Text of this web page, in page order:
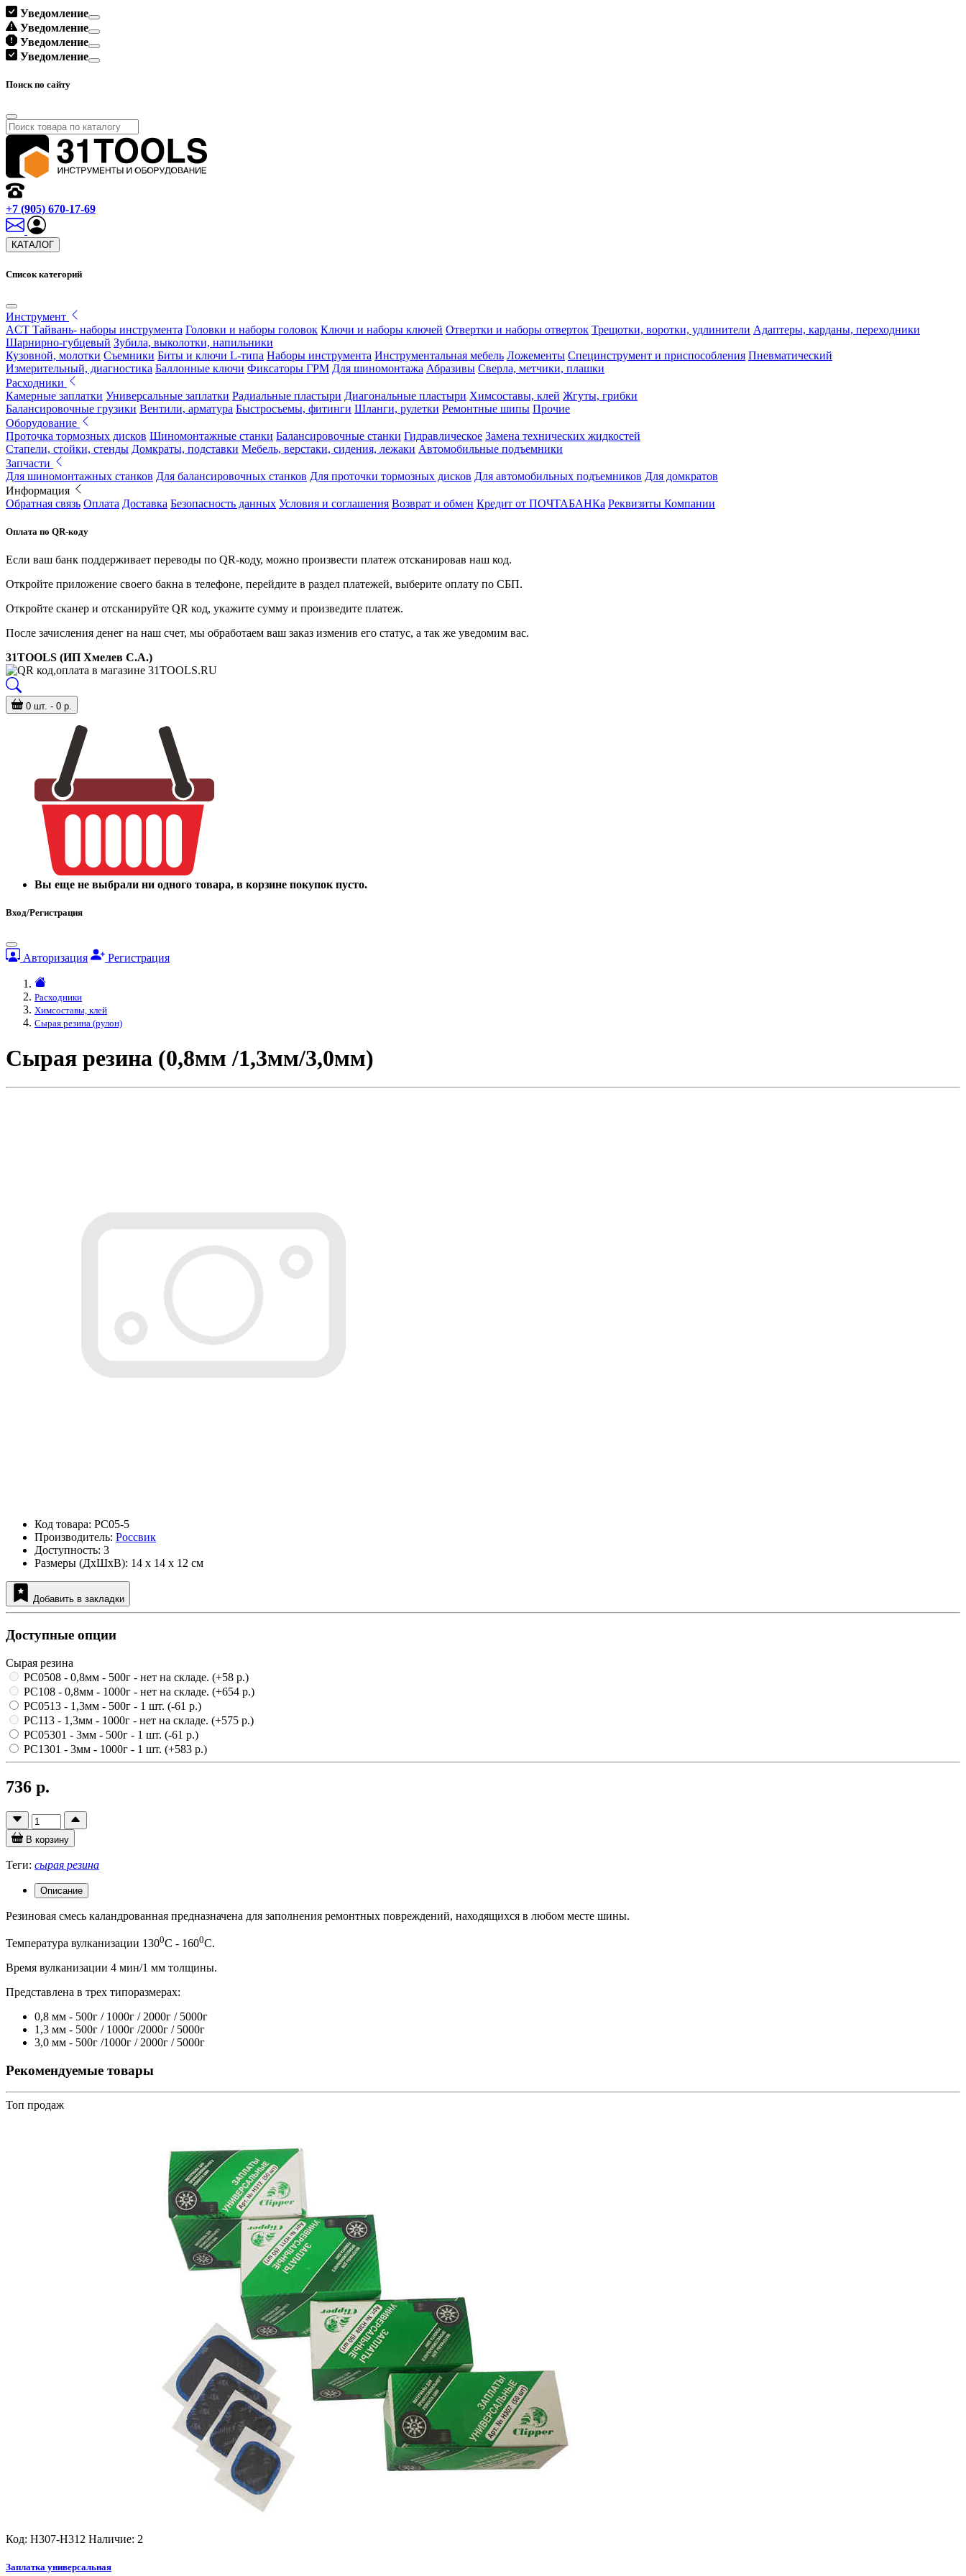
Уведомление
Уведомление
Уведомление
Уведомление
Поиск по сайту
+7 (905) 670-17-69
КАТАЛОГ
Список категорий
Инструмент
ACT Тайвань- наборы инструмента Головки и наборы головок Ключи и наборы ключей Отвертки и наборы отверток Трещотки, воротки, удлинители Адаптеры, карданы, переходники
Шарнирно-губцевый Зубила, выколотки, напильники
Кузовной, молотки Съемники Биты и ключи L-типа Наборы инструмента Инструментальная мебель Ложементы Специнструмент и приспособления Пневматический
Измерительный, диагностика Баллонные ключи Фиксаторы ГРМ Для шиномонтажа Абразивы Сверла, метчики, плашки
Расходники
Камерные заплатки Универсальные заплатки Радиальные пластыри Диагональные пластыри Химсоставы, клей Жгуты, грибки
Балансировочные грузики Вентили, арматура Быстросъемы, фитинги Шланги, рулетки Ремонтные шипы Прочие
Оборудование
Проточка тормозных дисков Шиномонтажные станки Балансировочные станки Гидравлическое Замена технических жидкостей
Стапели, стойки, стенды Домкраты, подставки Мебель, верстаки, сидения, лежаки Автомобильные подъемники
Запчасти
Для шиномонтажных станков Для балансировочных станков Для проточки тормозных дисков Для автомобильных подъемников Для домкратов
Информация
Обратная связь Оплата Доставка Безопасность данных Условия и соглашения Возврат и обмен Кредит от ПОЧТАБАНКа Реквизиты Компании
Оплата по QR-коду
Если ваш банк поддерживает переводы по QR-коду, можно произвести платеж отсканировав наш код.
Откройте приложение своего бакна в телефоне, перейдите в раздел платежей, выберите оплату по СБП.
Откройте сканер и отсканируйте QR код, укажите сумму и произведите платеж.
После зачисления денег на наш счет, мы обработаем ваш заказ изменив его статус, а так же уведомим вас.
31TOOLS (ИП Хмелев С.А.)
0 шт. - 0 р.
Вы еще не выбрали ни одного товара, в корзине покупок пусто.
Вход/Регистрация
Авторизация Регистрация
Расходники
Химсоставы, клей
Сырая резина (рулон)
Сырая резина (0,8мм /1,3мм/3,0мм)
Код товара: PC05-5
Производитель: Россвик
Доступность: 3
Размеры (ДxШxВ): 14 x 14 x 12 см
Добавить в закладки
Доступные опции
Сырая резина
PC0508 - 0,8мм - 500г - нет на складе. (+58 р.)
PC108 - 0,8мм - 1000г - нет на складе. (+654 р.)
PC0513 - 1,3мм - 500г - 1 шт. (-61 р.)
PC113 - 1,3мм - 1000г - нет на складе. (+575 р.)
PC05301 - 3мм - 500г - 1 шт. (-61 р.)
PC1301 - 3мм - 1000г - 1 шт. (+583 р.)
736 р.
В корзину
Теги: сырая резина
Описание
Резиновая смесь каландрованная предназначена для заполнения ремонтных повреждений, находящихся в любом месте шины.
Температура вулканизации 1300С - 1600С.
Время вулканизации 4 мин/1 мм толщины.
Представлена в трех типоразмерах:
0,8 мм - 500г / 1000г / 2000г / 5000г
1,3 мм - 500г / 1000г /2000г / 5000г
3,0 мм - 500г /1000г / 2000г / 5000г
Рекомендуемые товары
Топ продаж
Код: H307-H312 Наличие: 2
Заплатка универсальная